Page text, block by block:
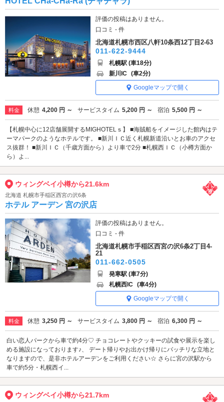
評価の投稿はありません。
口コミ - 件
北海道札幌市西区八軒10条西12丁目2-63
011-622-9444
札幌駅 (車18分)
新川IC (車2分)
Googleマップで開く
料金 休憩 4,200 円 ～ サービスタイム 5,200 円 ～ 宿泊 5,500 円 ～
【札幌中心に12店舗展開するMIGHOTELｓ】 ■海賊船をイメージした館内はテ
ーマパークのようなホテルです。 ■新川ＩＣ近く札幌新道沿いとお車のアクセ
ス抜群！ ■新川ＩＣ（千歳方面から）より車で2分 ■札幌西ＩＣ（小樽方面か
ら）よ...
ウィングベイ小樽から21.6km
北海道 札幌市手稲区西宮の沢6条
ホテル アーデン 宮の沢店
評価の投稿はありません。
口コミ - 件
北海道札幌市手稲区西宮の沢6条2丁目4-
21
011-662-0505
発寒駅 (車7分)
札幌西IC (車4分)
Googleマップで開く
料金 休憩 3,250 円 ～ サービスタイム 3,800 円 ～ 宿泊 6,300 円 ～
白い恋人パークから車で約4分♡ チョコレートやクッキーの試食や展示を楽し
める施設になっております♪、 デート帰りやお出かけ帰りにバッチリな立地と
なりますので、是非ホテルアーデンをご利用ください☆ さらに宮の沢駅から
車で約5分・札幌西イ...
ウィングベイ小樽から21.7km